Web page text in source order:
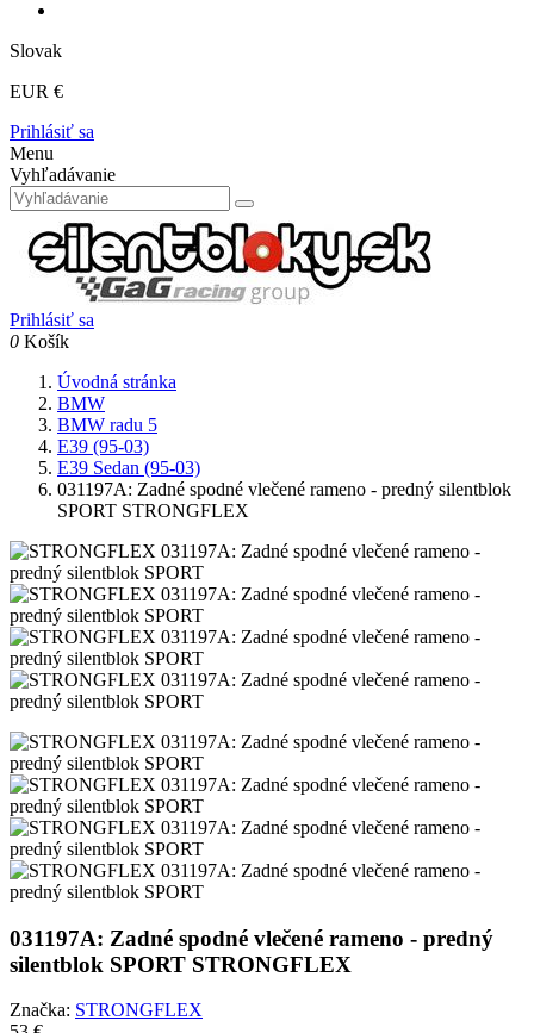
Slovak
EUR €
Prihlásiť sa
Menu
Vyhľadávanie
Prihlásiť sa
0 Košík
Úvodná stránka
BMW
BMW radu 5
E39 (95-03)
E39 Sedan (95-03)
031197A: Zadné spodné vlečené rameno - predný silentblok
SPORT STRONGFLEX
031197A: Zadné spodné vlečené rameno - predný
silentblok SPORT STRONGFLEX
Značka: STRONGFLEX